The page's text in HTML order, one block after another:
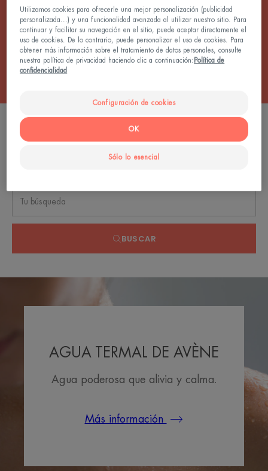
garantiza una tez radiante.
Todos los Cremas
0 resultado "Tratamientos antioxidantes"
BUSCAR
AGUA TERMAL DE AVÈNE
Agua poderosa que alivia y calma.
Más información
Utilizamos cookies para ofrecerle una mejor personalización (publicidad
personalizada...) y una funcionalidad avanzada al utilizar nuestro sitio. Para
continuar y facilitar su navegación en el sitio, puede aceptar directamente el
uso de cookies. De lo contrario, puede personalizar el uso de cookies. Para
obtener más información sobre el tratamiento de datos personales, consulte
nuestra política de privacidad haciendo clic a continuación: Política de
confidencialidad
Configuración de cookies
Sólo lo esencial
OK